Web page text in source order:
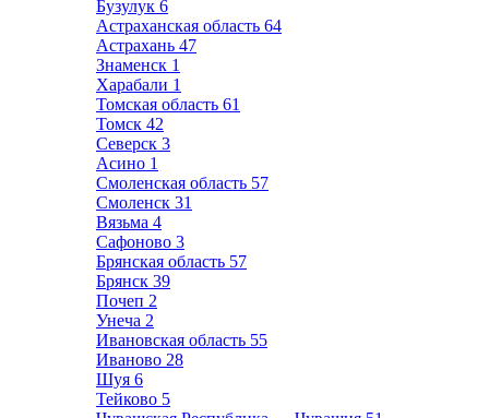
Бузулук 6
Астраханская область 64
Астрахань 47
Знаменск 1
Харабали 1
Томская область 61
Томск 42
Северск 3
Асино 1
Смоленская область 57
Смоленск 31
Вязьма 4
Сафоново 3
Брянская область 57
Брянск 39
Почеп 2
Унеча 2
Ивановская область 55
Иваново 28
Шуя 6
Тейково 5